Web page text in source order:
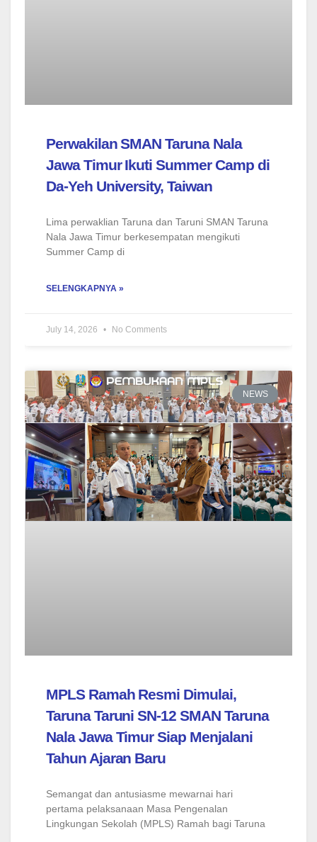
Perwakilan SMAN Taruna Nala
Jawa Timur Ikuti Summer Camp di
Da-Yeh University, Taiwan
Lima perwaklian Taruna dan Taruni SMAN Taruna
Nala Jawa Timur berkesempatan mengikuti
Summer Camp di
SELENGKAPNYA »
July 14, 2026 No Comments
NEWS
MPLS Ramah Resmi Dimulai,
Taruna Taruni SN-12 SMAN Taruna
Nala Jawa Timur Siap Menjalani
Tahun Ajaran Baru
Semangat dan antusiasme mewarnai hari
pertama pelaksanaan Masa Pengenalan
Lingkungan Sekolah (MPLS) Ramah bagi Taruna